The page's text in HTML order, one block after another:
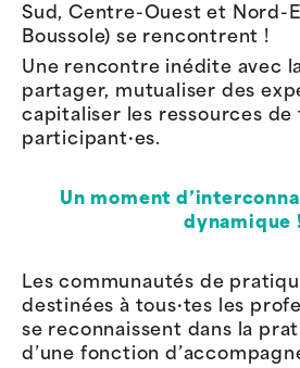
Sud, Centre-Ouest et Nord-
Boussole) se rencontrent !
Une rencontre inédite avec
partager, mutualiser des
capitaliser les ressources de
participant·es.
Un moment
dynamique !
Les communautés de
destinées à tous·tes les
se reconnaissent dans la
d’une fonction